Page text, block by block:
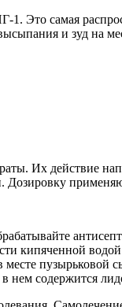
Это самая
и зуд на
Их действие
кипяченной
нем содержится